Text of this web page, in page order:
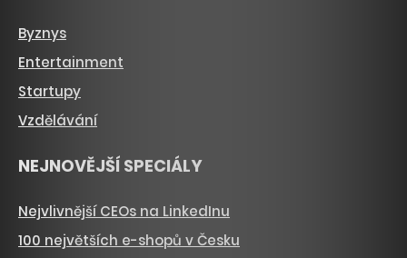
Byznys
Entertainment
Startupy
Vzdělávání
NEJNOVĚJŠÍ SPECIÁLY
Nejvlivnější CEOs na LinkedInu
100 největších e-shopů v Česku